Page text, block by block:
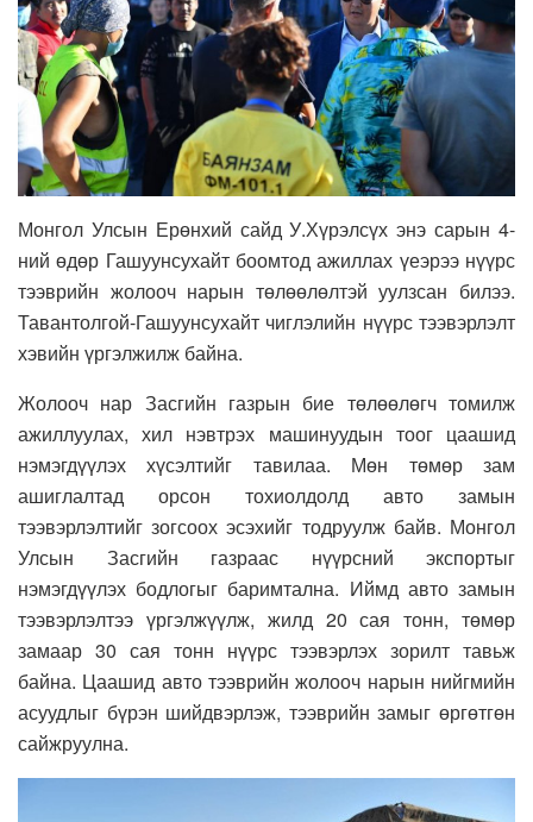
Монгол Улсын Ерөнхий сайд У.Хүрэлсүх энэ сарын 4-
ний өдөр Гашуунсухайт боомтод ажиллах үеэрээ нүүрс
тээврийн жолооч нарын төлөөлөлтэй уулзсан билээ.
Тавантолгой-Гашуунсухайт чиглэлийн нүүрс тээвэрлэлт
хэвийн үргэлжилж байна.
Жолооч нар Засгийн газрын бие төлөөлөгч томилж
ажиллуулах, хил нэвтрэх машинуудын тоог цаашид
нэмэгдүүлэх хүсэлтийг тавилаа. Мөн төмөр зам
ашиглалтад орсон тохиолдолд авто замын
тээвэрлэлтийг зогсоох эсэхийг тодруулж байв. Монгол
Улсын Засгийн газраас нүүрсний экспортыг
нэмэгдүүлэх бодлогыг баримтална. Иймд авто замын
тээвэрлэлтээ үргэлжүүлж, жилд 20 сая тонн, төмөр
замаар 30 сая тонн нүүрс тээвэрлэх зорилт тавьж
байна. Цаашид авто тээврийн жолооч нарын нийгмийн
асуудлыг бүрэн шийдвэрлэж, тээврийн замыг өргөтгөн
сайжруулна.